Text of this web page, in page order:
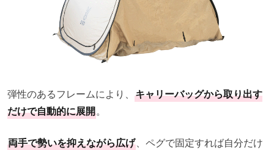
弾性のあるフレームにより、 キャリーバッグから取り出す
だけで自動的に展開。
両手で勢いを抑えながら広げ、ペグで固定すれば自分だけ